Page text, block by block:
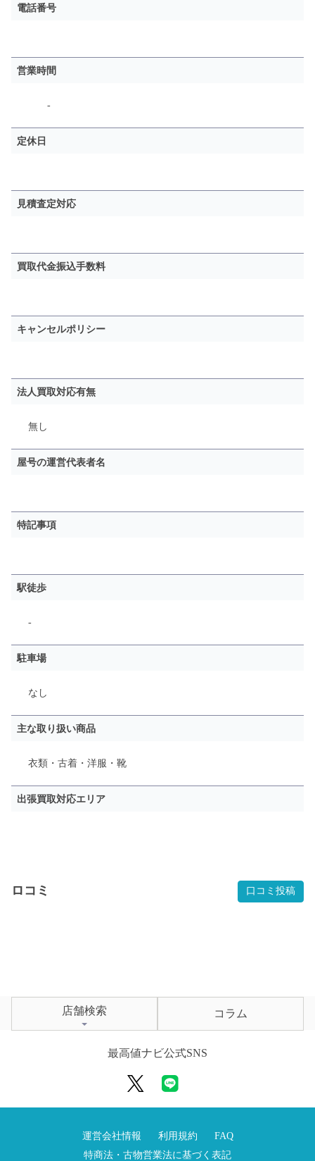
電話番号
営業時間
-
定休日
見積査定対応
買取代金振込手数料
キャンセルポリシー
法人買取対応有無
無し
屋号の運営代表者名
特記事項
駅徒歩
-
駐車場
なし
主な取り扱い商品
衣類・古着・洋服・靴
出張買取対応エリア
ロコミ 口コミ投稿
店舗検索 コラム
最高値ナビ公式SNS
運営会社情報 利用規約
FAQ
特商法・古物営業法に基づく表記